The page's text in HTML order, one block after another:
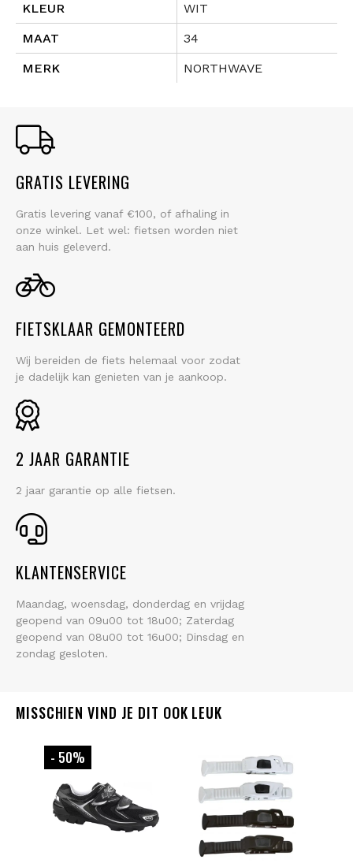
KLEUR
WIT
MAAT
34
MERK
NORTHWAVE
GRATIS LEVERING
Gratis levering vanaf €100, of afhaling in
onze winkel. Let wel: fietsen worden niet
aan huis geleverd.
FIETSKLAAR GEMONTEERD
Wij bereiden de fiets helemaal voor zodat
je dadelijk kan genieten van je aankoop.
2 JAAR GARANTIE
2 jaar garantie op alle fietsen.
KLANTENSERVICE
Maandag, woensdag, donderdag en vrijdag
geopend van 09u00 tot 18u00; Zaterdag
geopend van 08u00 tot 16u00; Dinsdag en
zondag gesloten.
MISSCHIEN VIND JE DIT OOK LEUK
- 50%